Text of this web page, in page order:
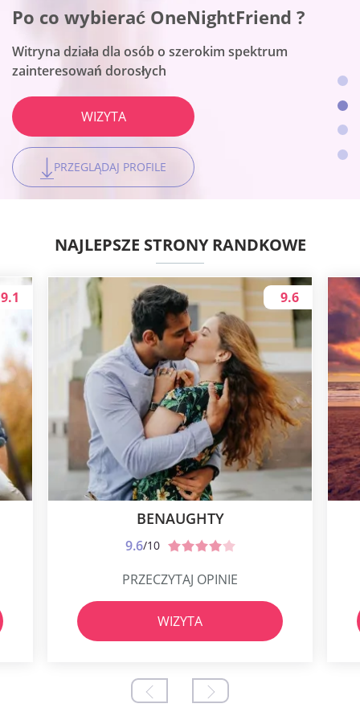
To platforma randkowa numer jeden dla kobiet
WIZYTA
PRZEGLĄDAJ PROFILE
Po co wybierać OneNightFriend ?
Witryna działa dla osób o szerokim spektrum
zainteresowań dorosłych
WIZYTA
PRZEGLĄDAJ PROFILE
Po co wybierać BeNaughty ?
Witryna pasuje do spotkań bez sznurków
WIZYTA
PRZEGLĄDAJ PROFILE
Po co wybierać Together2Night ?
Platforma jest najlepsza do lokalnych połączeń
WIZYTA
PRZEGLĄDAJ PROFILE
NAJLEPSZE STRONY RANDKOWE
9.1
BENAUGHTY
9.6/10
9.6
PRZECZYTAJ OPINIE
WIZYTA